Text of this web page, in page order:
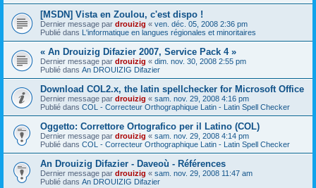
[MSDN] Vista en Zoulou, c'est dispo !
Dernier message par drouizig « ven. déc. 05, 2008 2:36 pm
Publié dans L'informatique en langues régionales et minoritaires
« An Drouizig Difazier 2007, Service Pack 4 »
Dernier message par drouizig « dim. nov. 30, 2008 2:55 pm
Publié dans An DROUIZIG Difazier
Download COL2.x, the latin spellchecker for Microsoft Office
Dernier message par drouizig « sam. nov. 29, 2008 4:16 pm
Publié dans COL - Correcteur Orthographique Latin - Latin Spell Checker
Oggetto: Correttore Ortografico per il Latino (COL)
Dernier message par drouizig « sam. nov. 29, 2008 4:14 pm
Publié dans COL - Correcteur Orthographique Latin - Latin Spell Checker
An Drouizig Difazier - Daveoù - Références
Dernier message par drouizig « sam. nov. 29, 2008 11:47 am
Publié dans An DROUIZIG Difazier